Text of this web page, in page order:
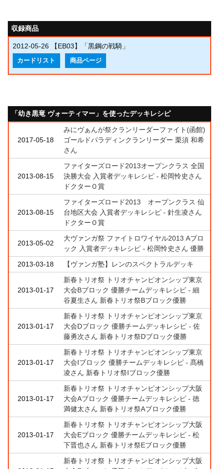
収録商品
2012-05-26 【EB03】「黒鋼の戦騎」
カードリスト 商品ページ
「幼き黒竜 ヴォーティマー」を使ったデッキレシピ
2017-05-18
みにヴぁんが祭クランリーダーファイト(函館)
ゴールドパラディンクランリーダー 栗須 和希
さん
2013-08-15
ファイターズロード2013オープンクラス 全国
決勝大会 入賞者デッキレシピ - 松岡怜史さん
ドクターＯ賞
2013-08-15
ファイターズロード2013 オープンクラス 仙
台地区大会 入賞者デッキレシピ - 針生凌さん
ドクターＯ賞
2013-05-02
大ヴァンガ祭 ファイトロワイヤル2013 Aブロ
ック 入賞者デッキレシピ - 松岡怜史さん 優勝
2013-03-18
【ヴァンガ塾】レンのスペクトラルデッキ
2013-01-17
新春トリオ祭 トリオチャンピオンシップ東京
大会Bブロック 優勝チームデッキレシピ - 細
谷夏生さん 新春トリオ祭Bブロック優勝
2013-01-17
新春トリオ祭 トリオチャンピオンシップ東京
大会Dブロック 優勝チームデッキレシピ - 佐
藤勇次さん 新春トリオ祭Dブロック優勝
2013-01-17
新春トリオ祭 トリオチャンピオンシップ東京
大会Iブロック 優勝チームデッキレシピ - 髙橋
凌さん 新春トリオ祭Iブロック優勝
2013-01-17
新春トリオ祭 トリオチャンピオンシップ大阪
大会Aブロック 優勝チームデッキレシピ - 徳
満健太さん 新春トリオ祭Aブロック優勝
2013-01-17
新春トリオ祭 トリオチャンピオンシップ大阪
大会Eブロック 優勝チームデッキレシピ - 松
下晋也さん 新春トリオ祭Eブロック優勝
新春トリオ祭 トリオチャンピオンシップ大阪